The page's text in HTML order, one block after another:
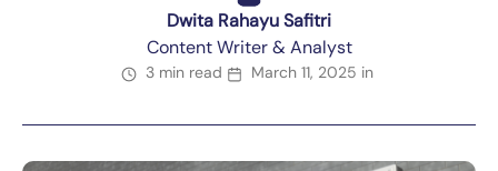
Dwita Rahayu Safitri
Content Writer & Analyst
3 min read March 11, 2025 in